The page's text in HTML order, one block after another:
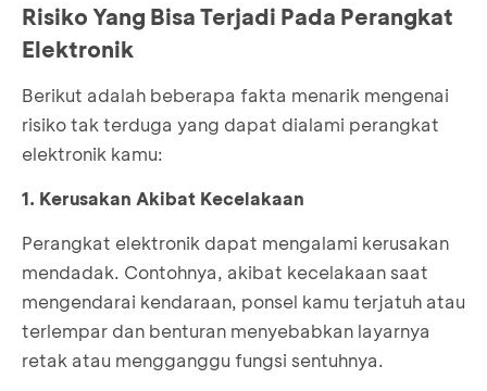
Risiko Yang Bisa Terjadi Pada Perangkat
Elektronik
Berikut adalah beberapa fakta menarik mengenai
risiko tak terduga yang dapat dialami perangkat
elektronik kamu:
1. Kerusakan Akibat Kecelakaan
Perangkat elektronik dapat mengalami kerusakan
mendadak. Contohnya, akibat kecelakaan saat
mengendarai kendaraan, ponsel kamu terjatuh atau
terlempar dan benturan menyebabkan layarnya
retak atau mengganggu fungsi sentuhnya.